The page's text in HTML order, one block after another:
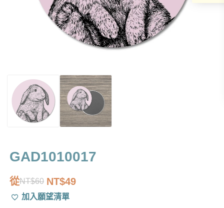
GAD1010017
從NT$60
原
始
NT$49
目
前 加入願望清單